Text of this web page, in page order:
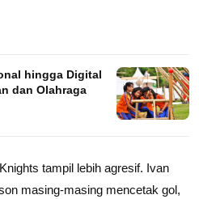
hingga Digital
dan Olahraga
tampil lebih agresif. Ivan
masing-masing mencetak gol,